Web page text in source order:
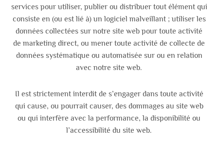
services pour utiliser, publier ou distribuer tout élément qui
consiste en (ou est lié à) un logiciel malveillant ; utiliser les
données collectées sur notre site web pour toute activité
de marketing direct, ou mener toute activité de collecte de
données systématique ou automatisée sur ou en relation
avec notre site web.
Il est strictement interdit de s’engager dans toute activité
qui cause, ou pourrait causer, des dommages au site web
ou qui interfère avec la performance, la disponibilité ou
l’accessibilité du site web.